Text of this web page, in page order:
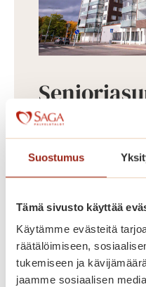
Suostumus
Tämä sivusto käyttää
Käytämme evästeitä
räätälöimiseen,
tukemiseen ja
jaamme sosiaalisen
Täyden palvelun
avasi ovensa
kauppatorin
huipputason
palveluita sekä